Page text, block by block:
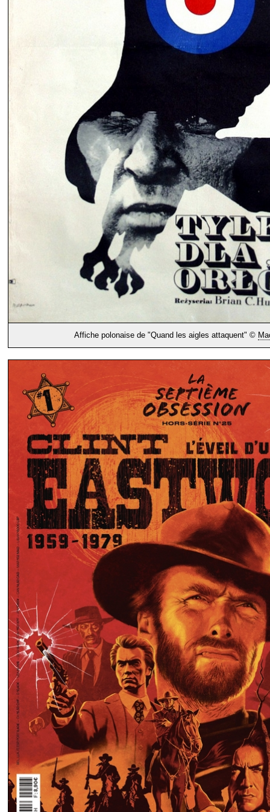
Affiche polonaise de "Quand les aigles attaquent" ©